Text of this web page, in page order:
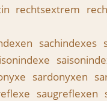
rechtsextrem
sachindexes
sardonyxen
saugreflexen